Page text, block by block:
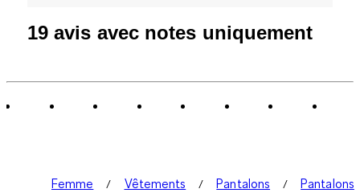
19 avis avec notes uniquement
Femme Vêtements Pantalons
Pantalons